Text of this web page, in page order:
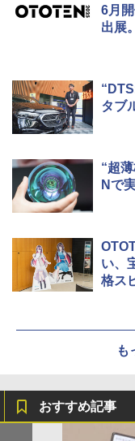
6月
出展
タブ
“超
Nで
い、
格ス
も
おすすめ記事